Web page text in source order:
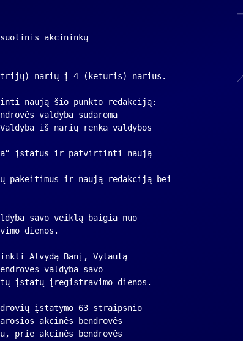
akcininkų
(trijų) narių į 4 (keturis) narius.
naują šio punkto redakciją:
valdyba sudaroma
iš narių renka valdybos
įstatus ir patvirtinti naują
pakeitimus ir naują redakciją bei
savo veiklą baigia nuo
dienos.
Alvydą Banį, Vytautą
valdyba savo
įstatų įregistravimo dienos.
įstatymo 63 straipsnio
akcinės bendrovės
prie akcinės bendrovės